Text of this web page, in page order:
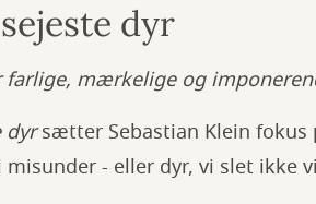
dyr
farlige, mærkelige og
dyrsætter Sebastian Klein fokus
- eller dyr, vi slet ikke